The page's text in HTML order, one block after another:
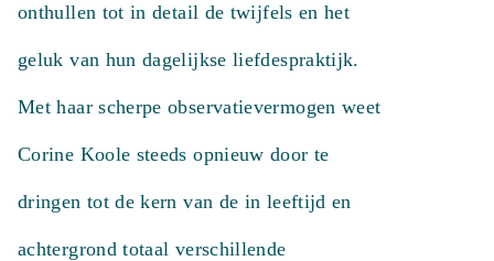
onthullen tot in detail de twijfels en het
geluk van hun dagelijkse liefdespraktijk.
Met haar scherpe observatievermogen weet
Corine Koole steeds opnieuw door te
dringen tot de kern van de in leeftijd en
achtergrond totaal verschillende